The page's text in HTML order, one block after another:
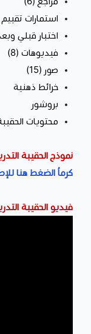
استمارات تقييم
اختبار قبلي
فيديوهات (8)
صور (15)
خرائط ذهنية
بروشور
محتويات
نموذج الحقيبة
كرماُ الضغط هنا
فيديو الحقيبة